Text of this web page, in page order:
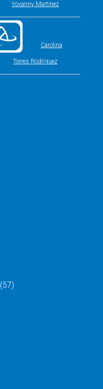
Yovanny Martinez
Carolina
Torres Rodríguez
(57)